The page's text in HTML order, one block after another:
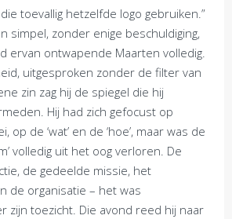
toevallig hetzelfde logo gebruiken.”
simpel, zonder enige beschuldiging,
ervan ontwapende Maarten volledig.
uitgesproken zonder de filter van
zin zag hij de spiegel die hij
Hij had zich gefocust op
op de ‘wat’ en de ‘hoe’, maar was de
volledig uit het oog verloren. De
de gedeelde missie, het
de organisatie – het was
zijn toezicht. Die avond reed hij naar